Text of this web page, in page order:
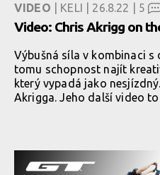
VIDEO | KELI | 26.8.22 | 5
Video: Chris Akrigg on
Výbušná síla v kombinaci
tomu schopnost najít
který vypadá jako
Akrigga. Jeho další video